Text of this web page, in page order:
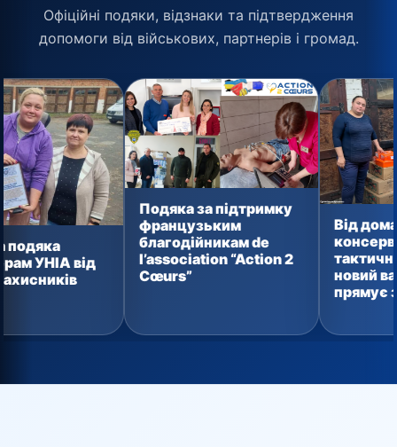
Офіційні подяки, відзнаки та підтвердження
допомоги від військових, партнерів і громад.
Подяка за підтримку
французьким
благодійникам de
l’association “Action 2
Cœurs”
Від домашньої
консервації до
тактичних аптечок:
новий вантаж уже
прямує захисникам